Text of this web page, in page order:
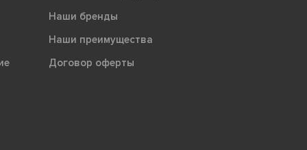
Наши бренды
Наши преимущества
Договор оферты